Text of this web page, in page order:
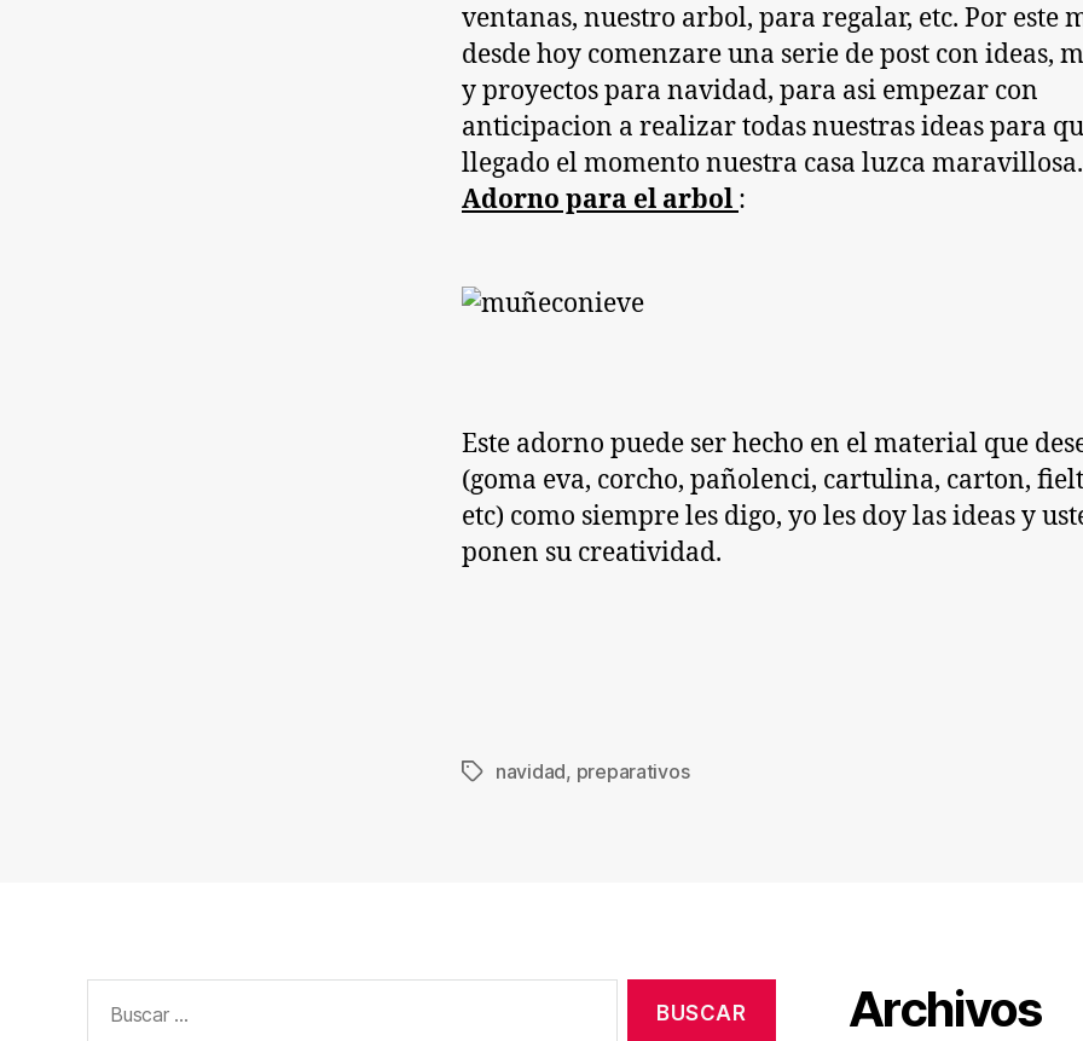
ventanas, nuestro arbol, para regalar, etc. Por este
desde hoy comenzare una serie de post con ideas,
y proyectos para navidad, para asi empezar con
anticipacion a realizar todas nuestras ideas para
llegado el momento nuestra casa luzca maravillosa.
Adorno para el arbol :
Este adorno puede ser hecho en el material que
(goma eva, corcho, pañolenci, cartulina, carton,
etc) como siempre les digo, yo les doy las ideas y
ponen su creatividad.
Etiquetas
navidad, preparativos
Archivos